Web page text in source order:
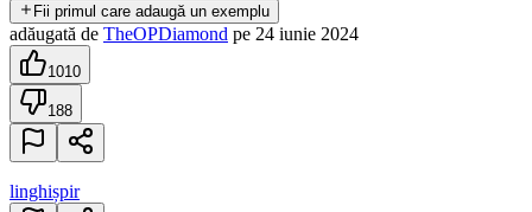
Fii primul care adaugă un exemplu
adăugată de TheOPDiamond pe 24 iunie 2024
1010
188
linghișpir